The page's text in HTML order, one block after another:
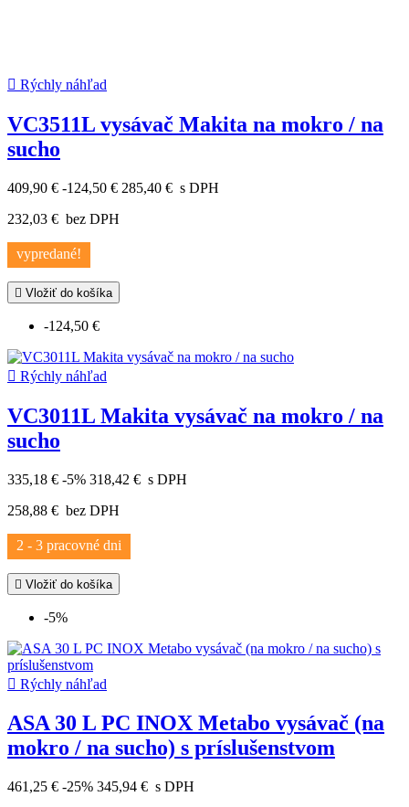
 Rýchly náhľad
VC3511L vysávač Makita na mokro / na
sucho
409,90 € -124,50 € 285,40 € s DPH
232,03 € bez DPH
vypredané!
 Vložiť do košíka
-124,50 €
 Rýchly náhľad
VC3011L Makita vysávač na mokro / na
sucho
335,18 € -5% 318,42 € s DPH
258,88 € bez DPH
2 - 3 pracovné dni
 Vložiť do košíka
-5%
 Rýchly náhľad
ASA 30 L PC INOX Metabo vysávač (na
mokro / na sucho) s príslušenstvom
461,25 € -25% 345,94 € s DPH